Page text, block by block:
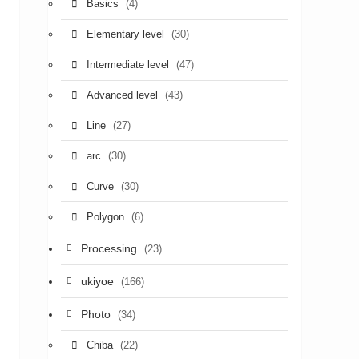
Basics (4)
Elementary level (30)
Intermediate level (47)
Advanced level (43)
Line (27)
arc (30)
Curve (30)
Polygon (6)
Processing (23)
ukiyoe (166)
Photo (34)
Chiba (22)